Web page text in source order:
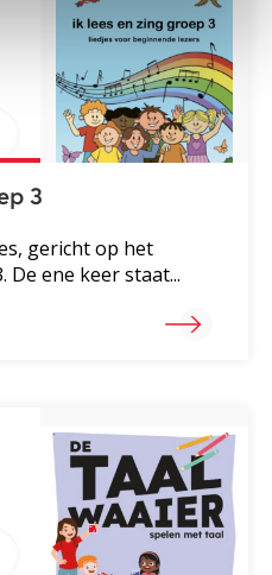
3
gericht op het
De ene keer staat...